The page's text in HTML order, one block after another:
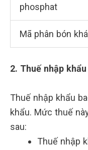
phosphat
Mã phân bón
2. Thuế nhập
Thuế nhập khẩu
khẩu. Mức thuế
sau:
Thuế nhập